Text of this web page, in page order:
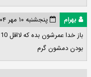
بهرام
پنجشنبه ۱۰ مهر ۱۴۰۴ ۱۹:۲۹:۲۳
بودن دمشون گرم